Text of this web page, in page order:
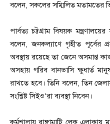
বলেন, সকলের সম্মিলিত মতামতের
পার্বত্য চট্টগ্রাম বিষয়ক
বলেন, জনকল্যাণে গৃহীত পূর্বের
অবস্থায় রয়েছে তা জেনে অসমাপ্ত
অসহায় গরিব বানভাসি ক্ষুধার্ত
রাখতে হবে। তিনি বলেন, তিন
সংশ্লিষ্ট সিইও’রা ব্যবস্থা নিবেন।
কর্মশালায় রাঙ্গামাটি লেক